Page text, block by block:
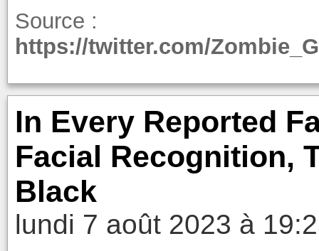
Source :
https://twitter.com/
In Every Reported
Facial Recognition,
Black
lundi 7 août 2023 à